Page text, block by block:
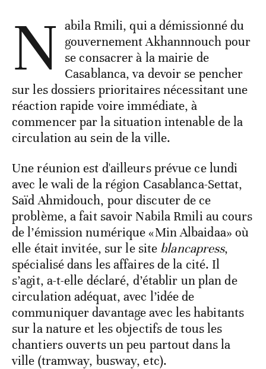
N abila Rmili, qui a démissionné du
gouvernement Akhannnouch pour
se consacrer à la mairie de
Casablanca, va devoir se pencher
sur les dossiers prioritaires nécessitant une
réaction rapide voire immédiate, à
commencer par la situation intenable de la
circulation au sein de la ville.
Une réunion est d'ailleurs prévue ce lundi
avec le wali de la région Casablanca-Settat,
Saïd Ahmidouch, pour discuter de ce
problème, a fait savoir Nabila Rmili au cours
de l’émission numérique «Min Albaidaa» où
elle était invitée, sur le site blancapress,
spécialisé dans les affaires de la cité. Il
s’agit, a-t-elle déclaré, d’établir un plan de
circulation adéquat, avec l’idée de
communiquer davantage avec les habitants
sur la nature et les objectifs de tous les
chantiers ouverts un peu partout dans la
ville (tramway, busway, etc).